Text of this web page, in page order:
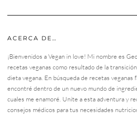
ACERCA DE…
¡Bienvenidos a Vegan in love! Mi nombre es
recetas veganas como resultado de la
dieta vegana. En búsqueda de recetas veganas
encontré dentro de un nuevo mundo de
cuales me enamoré. Unite a esta adventura y
consejos médicos para tus necesidades